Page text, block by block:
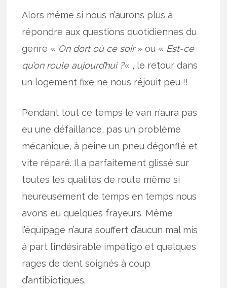
Alors même si nous n’aurons plus à
répondre aux questions quotidiennes du
genre « On dort où ce soir» ou « Est-ce
qu’on roule aujourd’hui ?« , le retour dans
un logement fixe ne nous réjouit peu !!
Pendant tout ce temps le van n’aura pas
eu une défaillance, pas un problème
mécanique, à peine un pneu dégonflé et
vite réparé. Il a parfaitement glissé sur
toutes les qualités de route même si
heureusement de temps en temps nous
avons eu quelques frayeurs. Même
l’équipage n’aura souffert d’aucun mal mis
à part l’indésirable impétigo et quelques
rages de dent soignés à coup
d’antibiotiques.